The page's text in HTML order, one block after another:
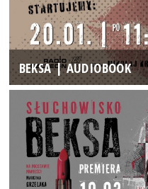
BEKSA | AUDIOBOOK